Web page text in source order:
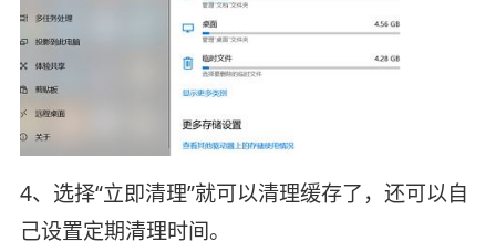
4、选择“立即清理”就可以清理缓存了，还可以自
己设置定期清理时间。